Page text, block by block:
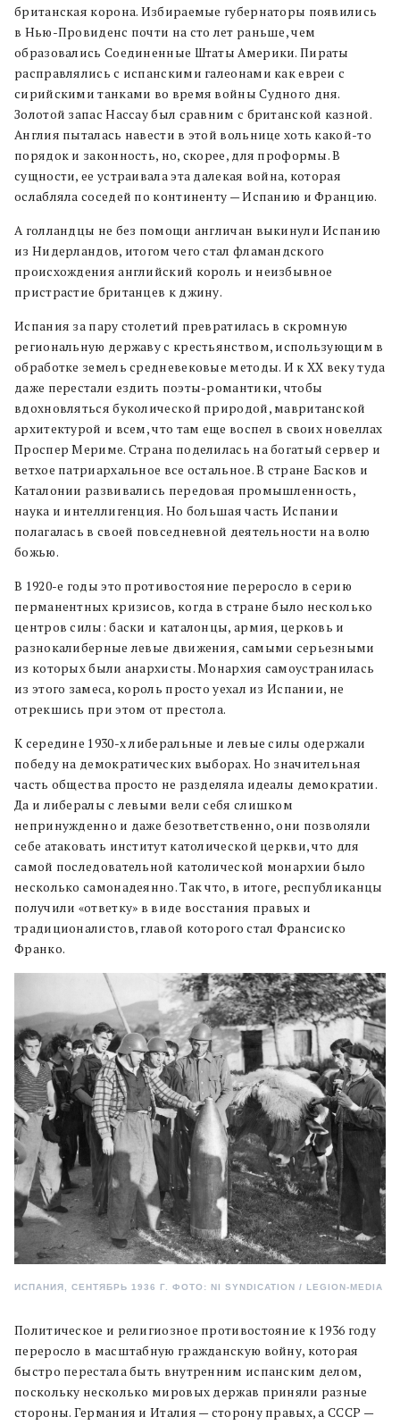
британская корона. Избираемые губернаторы появились
в Нью-Провиденс почти на сто лет раньше, чем
образовались Соединенные Штаты Америки. Пираты
расправлялись с испанскими галеонами как евреи с
сирийскими танками во время войны Судного дня.
Золотой запас Нассау был сравним с британской казной.
Англия пыталась навести в этой вольнице хоть какой-то
порядок и законность, но, скорее, для проформы. В
сущности, ее устраивала эта далекая война, которая
ослабляла соседей по континенту — Испанию и Францию.
А голландцы не без помощи англичан выкинули Испанию
из Нидерландов, итогом чего стал фламандского
происхождения английский король и неизбывное
пристрастие британцев к джину.
Испания за пару столетий превратилась в скромную
региональную державу с крестьянством, использующим в
обработке земель средневековые методы. И к XX веку туда
даже перестали ездить поэты-романтики, чтобы
вдохновляться буколической природой, мавританской
архитектурой и всем, что там еще воспел в своих новеллах
Проспер Мериме. Страна поделилась на богатый сервер и
ветхое патриархальное все остальное. В стране Басков и
Каталонии развивались передовая промышленность,
наука и интеллигенция. Но большая часть Испании
полагалась в своей повседневной деятельности на волю
божью.
В 1920-е годы это противостояние переросло в серию
перманентных кризисов, когда в стране было несколько
центров силы: баски и каталонцы, армия, церковь и
разнокалиберные левые движения, самыми серьезными
из которых были анархисты. Монархия самоустранилась
из этого замеса, король просто уехал из Испании, не
отрекшись при этом от престола.
К середине 1930-х либеральные и левые силы одержали
победу на демократических выборах. Но значительная
часть общества просто не разделяла идеалы демократии.
Да и либералы с левыми вели себя слишком
непринужденно и даже безответственно, они позволяли
себе атаковать институт католической церкви, что для
самой последовательной католической монархии было
несколько самонадеянно. Так что, в итоге, республиканцы
получили «ответку» в виде восстания правых и
традиционалистов, главой которого стал Франсиско
Франко.
ИСПАНИЯ, СЕНТЯБРЬ 1936 Г. ФОТО: NI SYNDICATION / LEGION-MEDIA
Политическое и религиозное противостояние к 1936 году
переросло в масштабную гражданскую войну, которая
быстро перестала быть внутренним испанским делом,
поскольку несколько мировых держав приняли разные
стороны. Германия и Италия — сторону правых, а СССР —